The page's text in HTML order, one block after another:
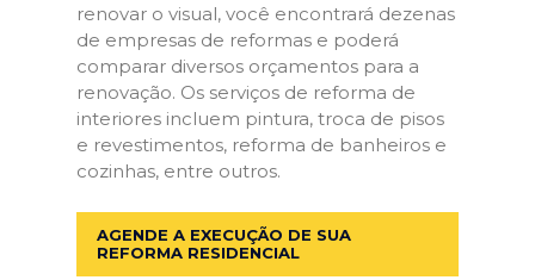
renovar o visual, você encontrará dezenas
de empresas de reformas e poderá
comparar diversos orçamentos para a
renovação. Os serviços de reforma de
interiores incluem pintura, troca de pisos
e revestimentos, reforma de banheiros e
cozinhas, entre outros.
AGENDE A EXECUÇÃO DE SUA
REFORMA RESIDENCIAL